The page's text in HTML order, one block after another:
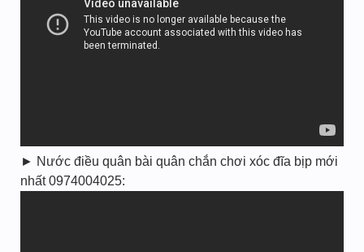
► Nước điều quân bài quân chắn chơi xóc đĩa bịp mới
nhất 0974004025: